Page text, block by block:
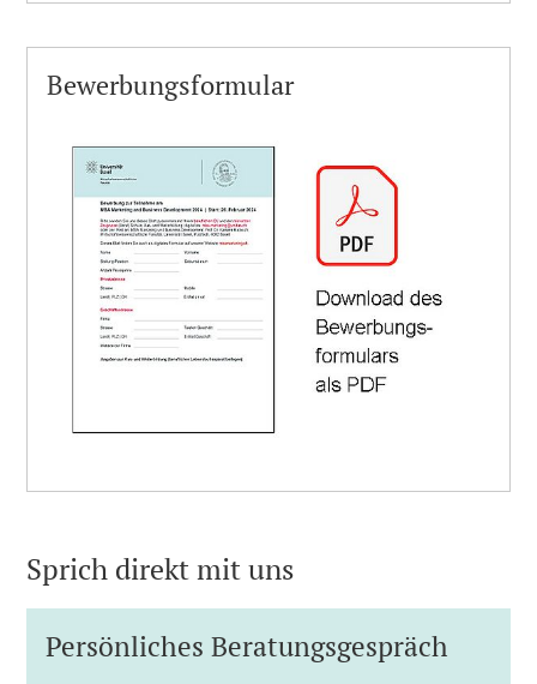
Bewerbungsformular
Sprich direkt mit uns
Persönliches Beratungsgespräch